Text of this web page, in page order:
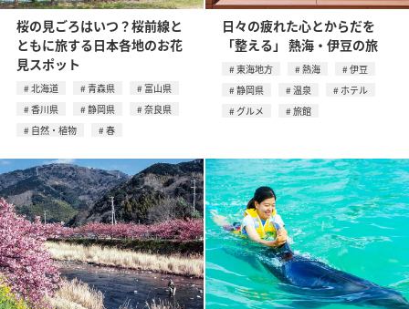
桜の見ごろはいつ？桜前線と
ともに旅する日本各地のお花
見スポット
北海道 青森県
富山県
香川県
静岡県
奈良県
自然・植物
春
日々の疲れた心とからだを
「整える」 熱海・伊豆の旅
東海地方 熱海
伊豆
静岡県
温泉
ホテル
グルメ
旅館